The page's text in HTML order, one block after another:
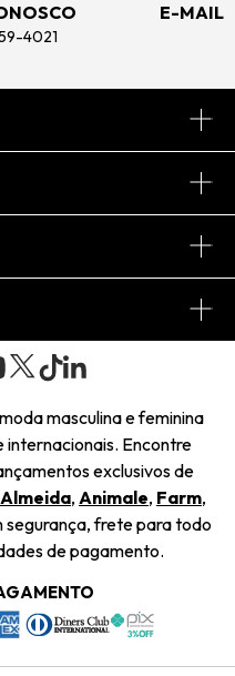
4021
E-MAIL
masculina e feminina
internacionais. Encontre
exclusivos de
, Animale, Farm,
segurança, frete para todo
de pagamento.